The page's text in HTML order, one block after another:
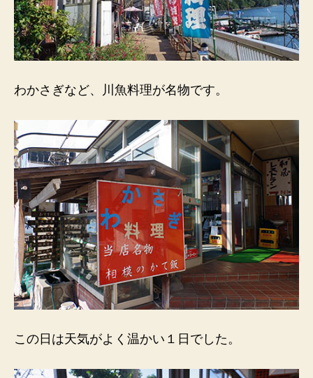
ど
川
魚
料
が
名
へ
の
わかさぎなど、川魚料理が名物です。
この日は天気がよく温かい１日でした。